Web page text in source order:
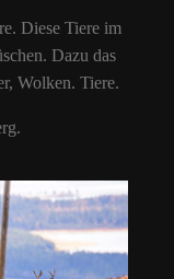
Diese Tiere im
Dazu das
Wolken. Tiere.